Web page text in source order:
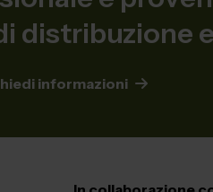
distribuzione
informazioni